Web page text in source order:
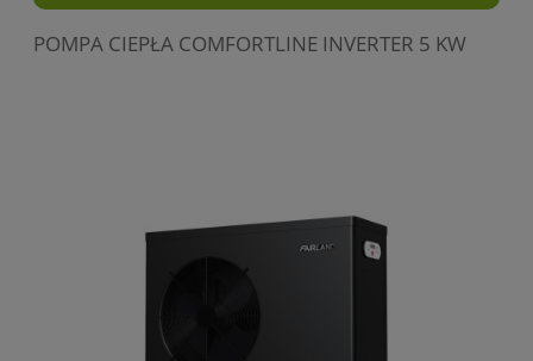
POMPA CIEPŁA COMFORTLINE INVERTER 5 KW